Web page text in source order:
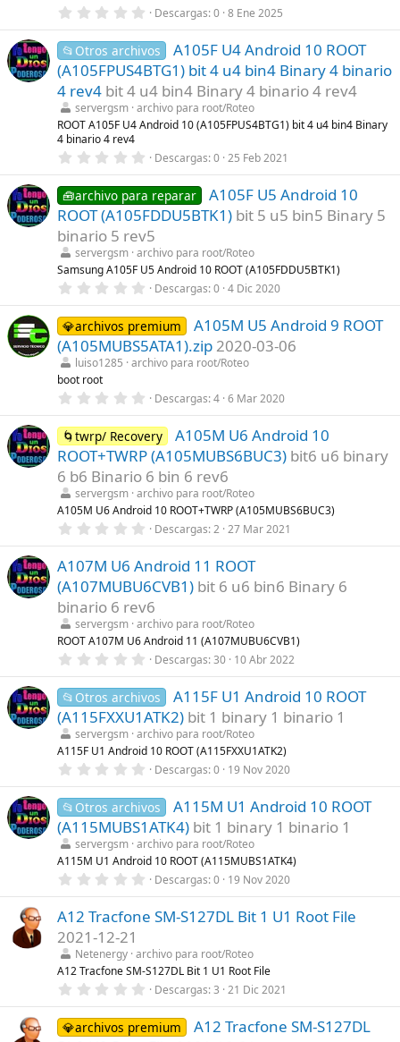
a
(
s
)
0
0
0
e
s
t
r
e
l
s
)
Descargas 0 8 Ene 2025
📂Otros archivos
A105F U4 Android 10 ROOT
(A105FPUS4BTG1) bit 4 u4 bin4 Binary 4 binario
4 rev4 bit 4 u4 bin4 Binary 4 binario 4 rev4
servergsm archivo para root/Roteo
ROOT A105F U4 Android 10 (A105FPUS4BTG1) bit 4 u4 bin4 Binary
4 binario 4 rev4
0
0
0
e
s
t
r
e
l
a
(
s
)
Descargas 0 25 Feb 2021
🧰archivo para reparar
A105F U5 Android 10
ROOT (A105FDDU5BTK1) bit 5 u5 bin5 Binary 5
binario 5 rev5
servergsm archivo para root/Roteo
Samsung A105F U5 Android 10 ROOT (A105FDDU5BTK1)
0
0
0
e
s
t
l
a
(
s
)
Descargas 0 4 Dic 2020
💎archivos premium
A105M U5 Android 9 ROOT
(A105MUBS5ATA1).zip 2020-03-06
luiso1285
archivo para root/Roteo
boot root
0
0
0
e
s
t
r
e
l
a
(
s
)
Descargas 4 6 Mar 2020
🌀twrp/ Recovery
A105M U6 Android 10
ROOT+TWRP (A105MUBS6BUC3) bit6 u6 binary
6 b6 Binario 6 bin 6 rev6
servergsm archivo para root/Roteo
A105M U6 Android 10 ROOT+TWRP (A105MUBS6BUC3)
0
0
0
e
s
t
r
e
l
a
(
s
)
Descargas 2 27 Mar 2021
A107M U6 Android 11 ROOT
(A107MUBU6CVB1) bit 6 u6 bin6 Binary 6
binario 6 rev6
servergsm archivo para root/Roteo
ROOT A107M U6 Android 11 (A107MUBU6CVB1)
0
0
0
e
s
t
r
e
l
a
(
s
)
Descargas 30 10 Abr 2022
📂Otros archivos
A115F U1 Android 10 ROOT
(A115FXXU1ATK2) bit 1 binary 1 binario 1
servergsm archivo para root/Roteo
A115F U1 Android 10 ROOT (A115FXXU1ATK2)
0
0
0
e
s
t
r
e
l
(
Descargas 0 19 Nov 2020
📂Otros archivos
A115M U1 Android 10 ROOT
(A115MUBS1ATK4) bit 1 binary 1 binario 1
servergsm archivo para root/Roteo
A115M U1 Android 10 ROOT (A115MUBS1ATK4)
0
0
0
e
t
r
e
l
a
(
Descargas 0 19 Nov 2020
A12 Tracfone SM-S127DL Bit 1 U1 Root File
2021-12-21
Netenergy archivo para root/Roteo
A12 Tracfone SM-S127DL Bit 1 U1 Root File
0
0
0
e
Descargas 3 21 Dic 2021
💎archivos premium
A12 Tracfone SM-S127DL